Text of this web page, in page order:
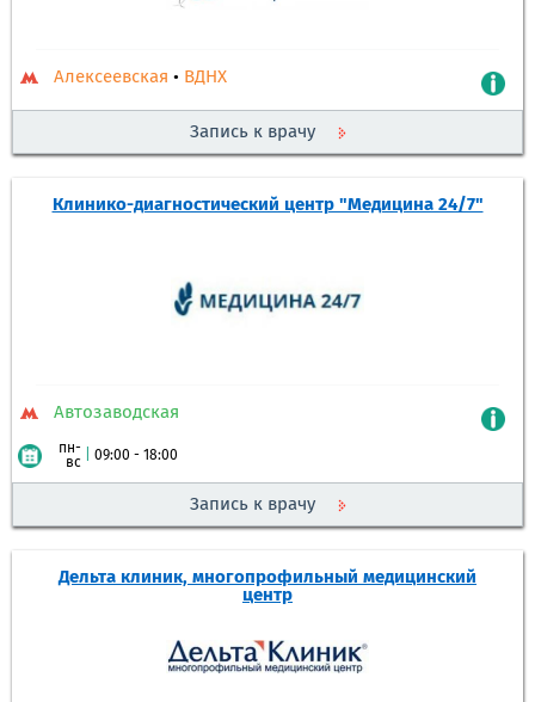
Алексеевская • ВДНХ
Запись к врачу
Клинико-диагностический центр "Медицина 24/7"
Автозаводская
пн-
вс
09:00 - 18:00
Запись к врачу
Дельта клиник, многопрофильный медицинский
центр